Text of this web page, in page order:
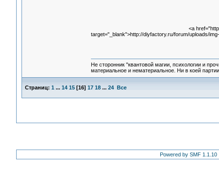
<a
target="_blank">http://diyfactory.ru/forum/uploads/
Не сторонник "квантовой магии, психологии и
материальное и нематериальное. Ни в коей
Страниц: 1 ... 14 15[16] 17 18 ... 24 Все
Powered by SMF 1.1.10